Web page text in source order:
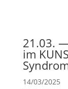
21.03.
im
14/03/2025